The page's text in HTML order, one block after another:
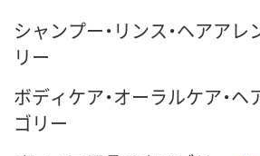
シャンプー・リンス・ヘアア
リー
ボディケア・オーラルケア・
ゴリー